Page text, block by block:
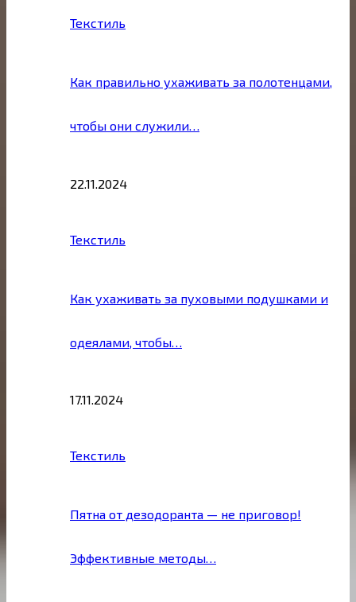
Текстиль
Как правильно ухаживать за полотенцами,
чтобы они служили…
22.11.2024
Текстиль
Как ухаживать за пуховыми подушками и
одеялами, чтобы…
17.11.2024
Текстиль
Пятна от дезодоранта — не приговор!
Эффективные методы…